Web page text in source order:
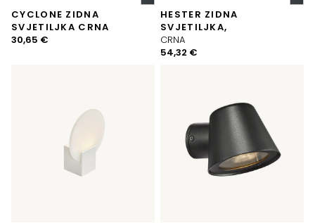
CYCLONE ZIDNA
SVJETILJKA CRNA
30,65 €
HESTER ZIDNA
SVJETILJKA,
CRNA
54,32 €